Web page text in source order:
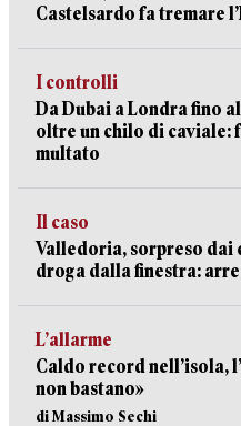
Castelsardo fa tremare
I controlli
Da Dubai a Londra fino
oltre un chilo di caviale:
multato
Il caso
Valledoria, sorpreso dai
droga dalla finestra:
L’allarme
Caldo record nell’isola,
non bastano»
di Massimo Sechi